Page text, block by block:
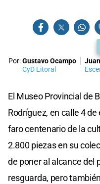
Por:Gustavo Ocampo
CyD Litoral
El Museo Provincial de
Rodríguez, en calle 4
faro centenario de la
2.800 piezas en su
de poner al alcance del
resguarda, pero